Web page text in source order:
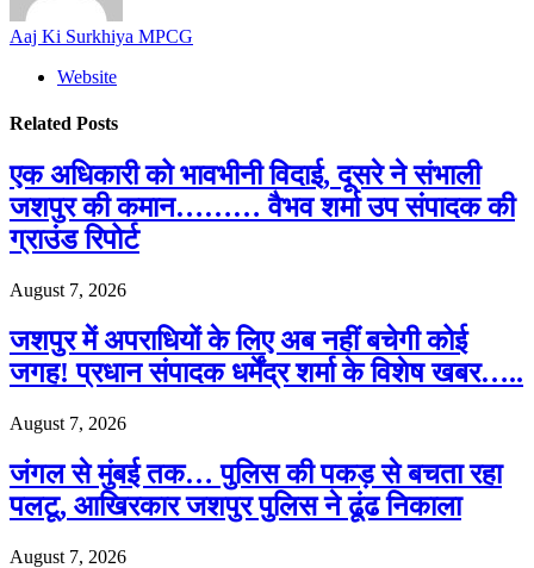
Aaj Ki Surkhiya MPCG
Website
Related Posts
एक अधिकारी को भावभीनी विदाई, दूसरे ने संभाली
जशपुर की कमान……… वैभव शर्मा उप संपादक की
ग्राउंड रिपोर्ट
August 7, 2026
जशपुर में अपराधियों के लिए अब नहीं बचेगी कोई
जगह! प्रधान संपादक धर्मेंद्र शर्मा के विशेष खबर…..
August 7, 2026
जंगल से मुंबई तक… पुलिस की पकड़ से बचता रहा
पलटू, आखिरकार जशपुर पुलिस ने ढूंढ निकाला
August 7, 2026